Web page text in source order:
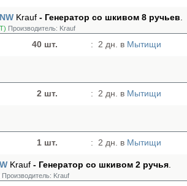
Krauf - Генератор cо шкивом 8 ручьев
Производитель: Krauf
40 шт. : 2 дн. в Мытищи
2 шт. : 2 дн. в Мытищи
1 шт. : 2 дн. в Мытищи
Krauf - Генератор cо шкивом 2 ручья
Производитель: Krauf